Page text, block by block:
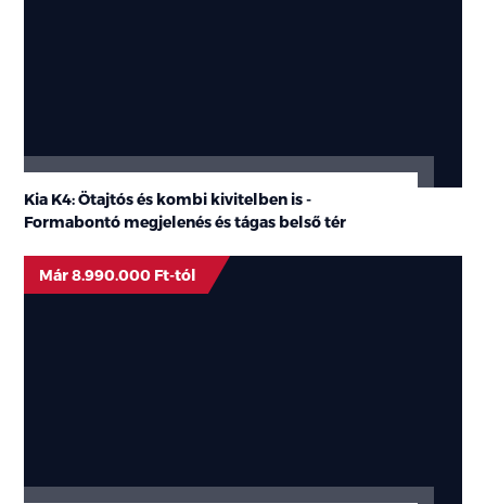
Kia K4: Ötajtós és kombi kivitelben is -
Formabontó megjelenés és tágas belső tér
Már 8.990.000 Ft-tól